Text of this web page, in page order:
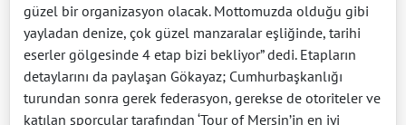
güzel bir organizasyon olacak. Mottomuzda olduğu gibi
yayladan denize, çok güzel manzaralar eşliğinde, tarihi
eserler gölgesinde 4 etap bizi bekliyor” dedi. Etapların
detaylarını da paylaşan Gökayaz; Cumhurbaşkanlığı
turundan sonra gerek federasyon, gerekse de otoriteler ve
katılan sporcular tarafından ‘Tour of Mersin’in en iyi